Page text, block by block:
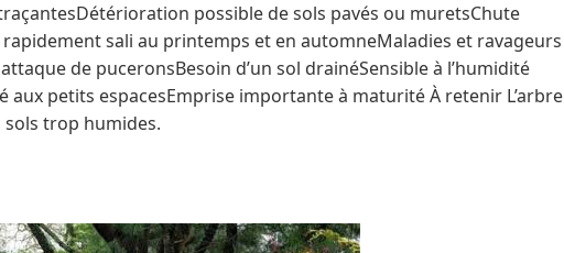
possible de sols pavés ou muretsChute
sali au printemps et en automneMaladies et ravageurs
de puceronsBesoin d’un sol drainéSensible à l’humidité
petits espacesEmprise importante à maturité À retenir L’arbre
sols trop humides.